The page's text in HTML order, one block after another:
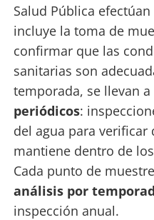
Salud Pública efectúan
incluye la toma de
confirmar que las
sanitarias son
temporada, se llevan a
periódicos:
del agua para verificar
mantiene dentro de
Cada punto de
análisis por
inspección anual.